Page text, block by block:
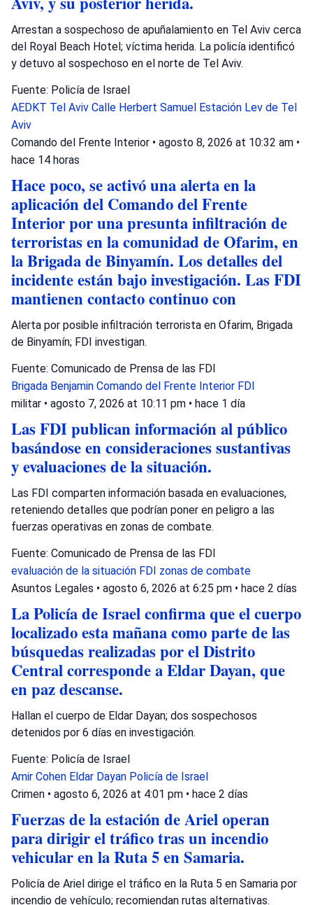
Arrestan a sospechoso de apuñalamiento en Tel Aviv cerca
del Royal Beach Hotel; víctima herida. La policía identificó
y detuvo al sospechoso en el norte de Tel Aviv.
Fuente: Policía de Israel
AEDKT Tel Aviv Calle Herbert Samuel Estación Lev de Tel
Aviv
Comando del Frente Interior • agosto 8, 2026 at 10:32 am •
hace 14 horas
Hace poco, se activó una alerta en la
aplicación del Comando del Frente
Interior por una presunta infiltración de
terroristas en la comunidad de Ofarim, en
la Brigada de Binyamín. Los detalles del
incidente están bajo investigación. Las FDI
mantienen contacto continuo con
Alerta por posible infiltración terrorista en Ofarim, Brigada
de Binyamín; FDI investigan.
Fuente: Comunicado de Prensa de las FDI
Brigada Benjamin Comando del Frente Interior FDI
militar • agosto 7, 2026 at 10:11 pm • hace 1 día
Las FDI publican información al público
basándose en consideraciones sustantivas
y evaluaciones de la situación.
Las FDI comparten información basada en evaluaciones,
reteniendo detalles que podrían poner en peligro a las
fuerzas operativas en zonas de combate.
Fuente: Comunicado de Prensa de las FDI
evaluación de la situación FDI zonas de combate
Asuntos Legales • agosto 6, 2026 at 6:25 pm • hace 2 días
La Policía de Israel confirma que el cuerpo
localizado esta mañana como parte de las
búsquedas realizadas por el Distrito
Central corresponde a Eldar Dayan, que
en paz descanse.
Hallan el cuerpo de Eldar Dayan; dos sospechosos
detenidos por 6 días en investigación.
Fuente: Policía de Israel
Amir Cohen Eldar Dayan Policía de Israel
Crimen • agosto 6, 2026 at 4:01 pm • hace 2 días
Fuerzas de la estación de Ariel operan
para dirigir el tráfico tras un incendio
vehicular en la Ruta 5 en Samaria.
Policía de Ariel dirige el tráfico en la Ruta 5 en Samaria por
incendio de vehículo; recomiendan rutas alternativas.